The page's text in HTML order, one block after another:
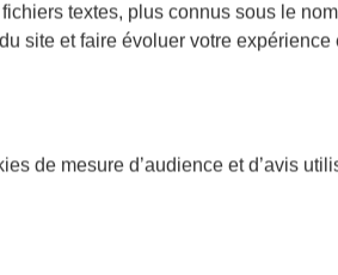
textes, plus connus sous le
site et faire évoluer votre
de mesure d’audience et d’avis